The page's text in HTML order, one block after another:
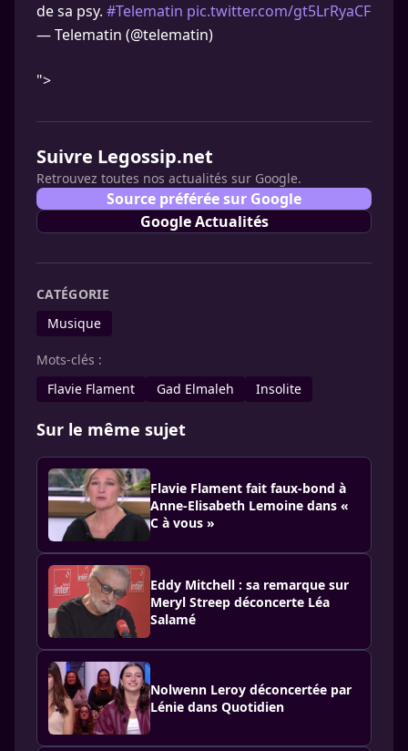
de sa psy. #Telematin pic.twitter.com/gt5LrRyaCF
— Telematin (@telematin)
">
Suivre Legossip.net
Retrouvez toutes nos actualités sur Google.
Source préférée sur Google
Google Actualités
CATÉGORIE
Musique
Mots-clés :
Flavie Flament
Gad Elmaleh Insolite
Sur le même sujet
Flavie Flament fait faux-bond à
Anne-Elisabeth Lemoine dans «
C à vous »
Eddy Mitchell : sa remarque sur
Meryl Streep déconcerte Léa
Salamé
Nolwenn Leroy déconcertée par
Lénie dans Quotidien